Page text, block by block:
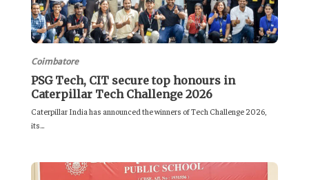
Coimbatore
PSG Tech, CIT secure top honours in
Caterpillar Tech Challenge 2026
Caterpillar India has announced the winners of Tech Challenge 2026,
its...